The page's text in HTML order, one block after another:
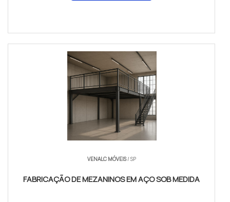
VENALC MÓVEIS/ SP
FABRICAÇÃO DE MEZANINOS EM AÇO SOB MEDIDA